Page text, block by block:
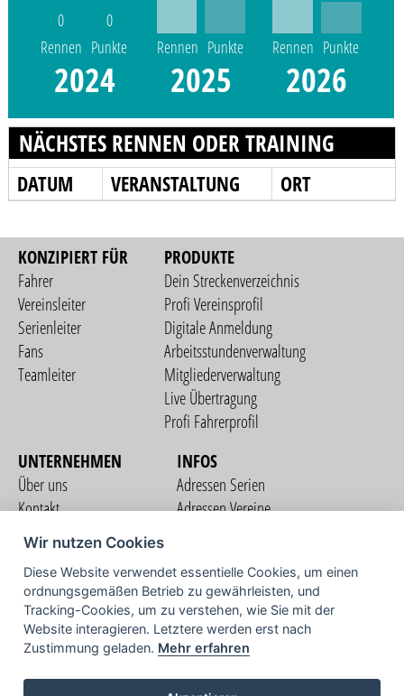
0
Rennen
0
Punkte
2024
Rennen Punkte
2025
Rennen Punkte
2026
NÄCHSTES RENNEN ODER TRAINING
DATUM VERANSTALTUNG ORT
KONZIPIERT FÜR
Fahrer
Vereinsleiter
Serienleiter
Fans
Teamleiter
PRODUKTE
Dein Streckenverzeichnis
Profi Vereinsprofil
Digitale Anmeldung
Arbeitsstundenverwaltung
Mitgliederverwaltung
Live Übertragung
Profi Fahrerprofil
UNTERNEHMEN
Über uns
Kontakt
Nutzungsbedingungen
Datenschutzerklärung
Impressum
INFOS
Adressen Serien
Adressen Vereine
COMMUNITY
TV
Wir nutzen Cookies
Diese Website verwendet essentielle Cookies, um einen
ordnungsgemäßen Betrieb zu gewährleisten, und
Tracking-Cookies, um zu verstehen, wie Sie mit der
Website interagieren. Letztere werden erst nach
Zustimmung geladen. Mehr erfahren